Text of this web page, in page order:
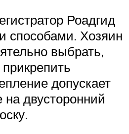
Роадгид
способами. Хозяин
выбрать,
допускает
двусторонний